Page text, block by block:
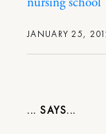
JANUARY 25,
...